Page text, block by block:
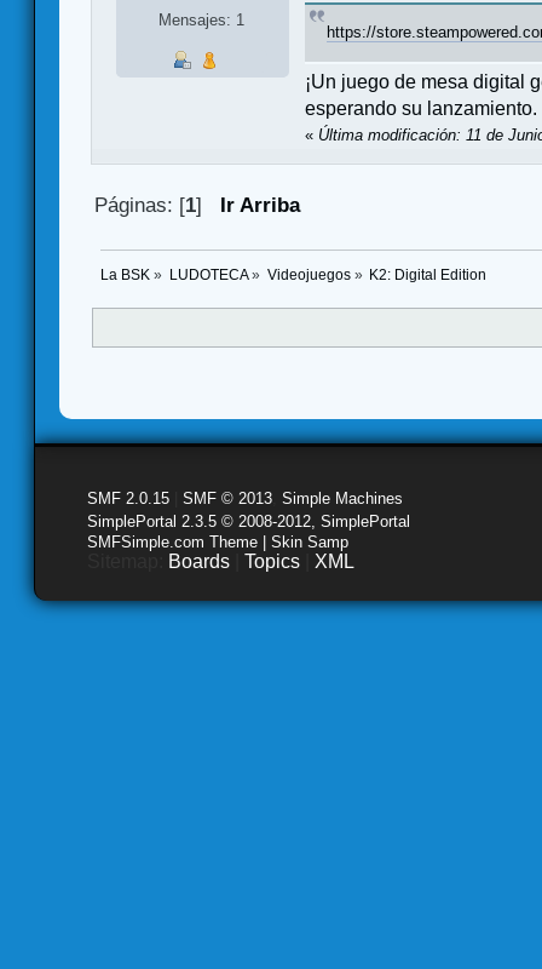
Mensajes: 1
https://
¡Un juego de mesa digital
esperando su lanzamiento.
« Última modificación: 11 de
Páginas: [1] Ir Arriba
La BSK » LUDOTECA» Videojuegos» K2: Digital Edition
SMF 2.0.15 SMF © 2013 Simple Machines
SimplePortal 2.3.5 © 2008-2012, SimplePortal
SMFSimple.com Theme | Skin Samp
Boards Topics XML